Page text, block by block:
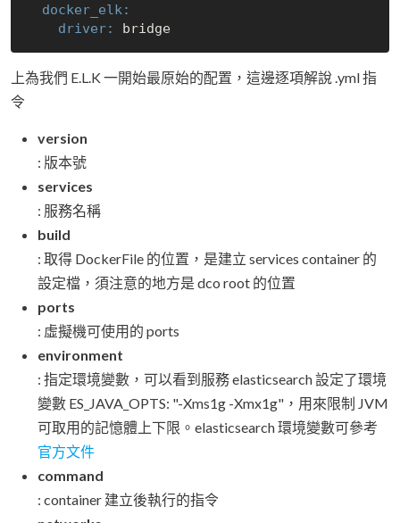
  docker_elk:
    driver:
bridge
上為我們 E.L.K 一開始最原始的配置，這邊逐項解說 .yml 指
令
version
: 版本號
services
: 服務名稱
build
: 取得 DockerFile 的位置，是建立 services container 的
設定檔，須注意的地方是 dco root 的位置
ports
: 虛擬機可使用的 ports
environment
: 指定環境變數，可以看到服務 elasticsearch 設定了環境
變數 ES_JAVA_OPTS: "-Xms1g -Xmx1g"，用來限制 JVM
可取用的記憶體上下限。elasticsearch 環境變數可參考
官方文件
command
: container 建立後執行的指令